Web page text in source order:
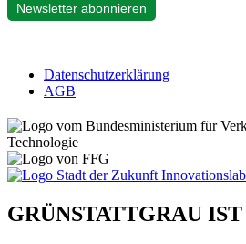
Newsletter abonnieren
Datenschutzerklärung
AGB
GRÜNSTATTGRAU IST